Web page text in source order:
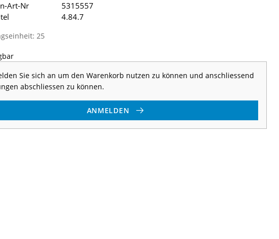
25
Sie sich an um den Warenkorb nutzen zu können und anschliessend
abschliessen zu können.
ANMELDEN
Art-Nr
5315557
4.84.7